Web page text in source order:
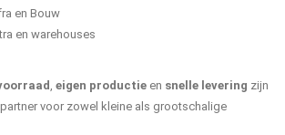
en Bouw
en warehouses
, eigen productie en snelle levering zijn
voor zowel kleine als grootschalige